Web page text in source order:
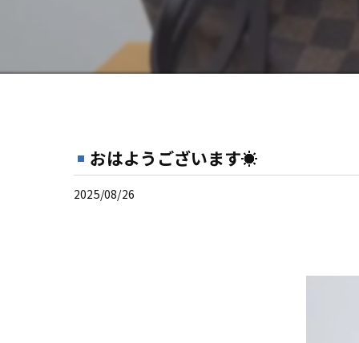
おはようございます☀
2025/08/26